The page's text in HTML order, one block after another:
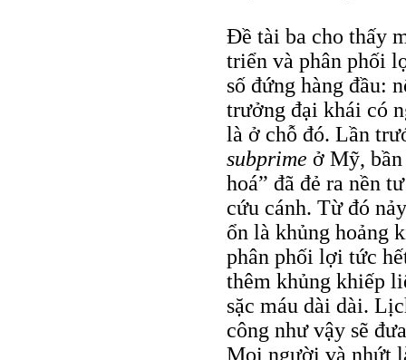
Đề tài ba cho thấy
triển và phân phối
số đứng hàng đầu:
trưởng đại khái có
là ở chỗ đó. Lần
subprime ở Mỹ,
hoá” đã đẻ ra nền
cứu cánh. Từ đó
ổn là khủng hoảng
phân phối lợi tức
thêm khủng khiếp
sặc máu dài dài.
công như vậy sẽ
Mọi người và nhứt